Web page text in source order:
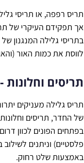
תריס רפפה, או תריסי
אך תפקידם העיקרי של
בתריסי גלילה המנגנון
לווסת את כמות האור
תריסים
תריס גלילה מעניקים
של החדר, תריסים
בפתחים הפונים לכוון
פלסטיים) וניתנים
באמצעות שלט רחוק.